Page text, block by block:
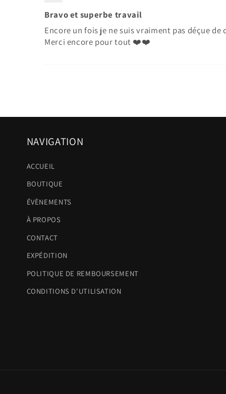
Bravo et superbe travail
Encore un fois je ne suis vraiment pas déçue
Merci encore pour tout ❤️❤️
NAVIGATION
ACCUEIL
BOUTIQUE
ÉVÈNEMENTS
À PROPOS
CONTACT
EXPÉDITION
POLITIQUE DE REMBOURSEMENT
CONDITIONS D'UTILISATION